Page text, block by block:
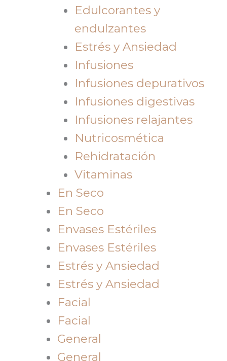
Edulcorantes y
endulzantes
Estrés y Ansiedad
Infusiones
Infusiones depurativos
Infusiones digestivas
Infusiones relajantes
Nutricosmética
Rehidratación
Vitaminas
En Seco
En Seco
Envases Estériles
Envases Estériles
Estrés y Ansiedad
Estrés y Ansiedad
Facial
Facial
General
General